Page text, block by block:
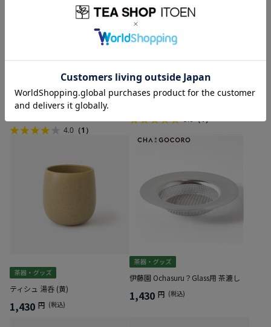
カテキンマスク
600 円 (税込)
4.0 （1）
UNIFLAME×伊藤園「WIRE FLAME」
880 円 (税込)
5.0（1）
ティシュ 湯呑 (黄)
1,430 円 (税込)
伊藤園 Ochasuru？Glass用 茶漉し
1,430 円 (税込)